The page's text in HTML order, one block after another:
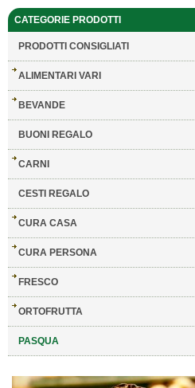
CATEGORIE PRODOTTI
PRODOTTI CONSIGLIATI
ALIMENTARI VARI
BEVANDE
BUONI REGALO
CARNI
CESTI REGALO
CURA CASA
CURA PERSONA
FRESCO
ORTOFRUTTA
PASQUA